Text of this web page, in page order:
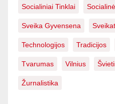
Socialiniai Tinklai
Sveika Gyvensena
Technologijos Tradicijos
Tvarumas Vilnius
Žurnalistika